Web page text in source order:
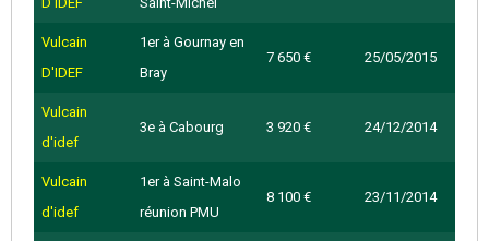
Vulcain
D'IDEF
1er à Gournay en
Bray
7 650 € 25/05/2015
Vulcain
d'idef
3e à Cabourg 3 920 € 24/12/2014
Vulcain
d'idef
1er à Saint-Malo
réunion PMU
8 100 € 23/11/2014